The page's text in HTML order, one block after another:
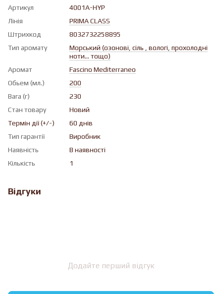
Артикул
4001A-HYP
Лінія
PRIMA CLASS
Штрихкод
8032732258895
Тип аромату
Морський (озонові, cіль , вологі, прохолодні
ноти... тощо)
Аромат
Fascino Mediterraneo
Обьем (мл.)
200
Вага (г)
230
Стан товару
Новий
Термін дії (+/-)
60 днів
Тип гарантії
Виробник
Наявність
В наявності
Кількість
1
Відгуки
Додайте перший відгук